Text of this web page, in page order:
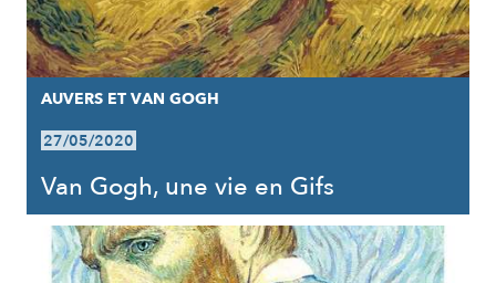
AUVERS ET VAN GOGH
27/05/2020
Van Gogh, une vie en Gifs